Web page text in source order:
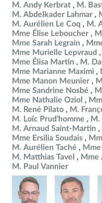
M. Andy Kerbrat
M.
M. Abdelkader Lahmar
M. Aurélien Le Coq
M.
Mme Élise Leboucher
Mme Sarah Legrain
Mme Murielle Lepvraud
Mme Élisa Martin
M.
Mme Marianne Maximi
Mme Manon Meunier
Mme Sandrine Nosbé
Mme Nathalie Oziol
M. René Pilato
M.
M. Loïc Prud'homme
M.
M. Arnaud Saint-Martin
Mme Ersilia Soudais
M. Aurélien Taché
M. Matthias Tavel
Mme
M. Paul Vannier